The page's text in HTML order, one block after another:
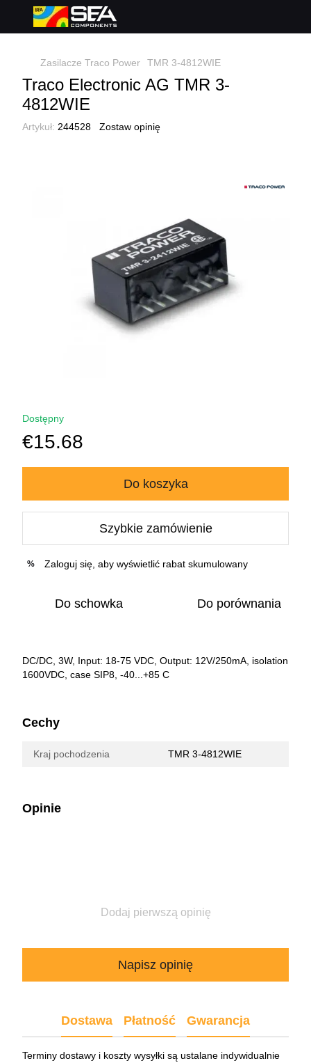
Zasilacze Traco Power TMR 3-4812WIE
Traco Electronic AG TMR 3-
4812WIE
Artykuł: 244528 Zostaw opinię
Dostępny
€15.68
Do koszyka
Szybkie zamówienie
% Zaloguj się , aby wyświetlić rabat skumulowany
Do schowka Do porównania
DC/DC, 3W, Input: 18-75 VDC, Output: 12V/250mA, isolation
1600VDC, case SIP8, -40...+85 C
Cechy
Kraj pochodzenia TMR 3-4812WIE
Opinie
Dodaj pierwszą opinię
Napisz opinię
Dostawa Płatność Gwarancja
Terminy dostawy i koszty wysyłki są ustalane indywidualnie